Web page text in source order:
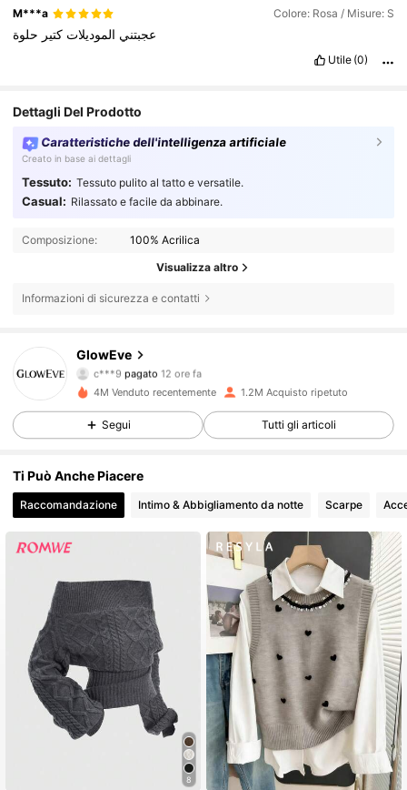
M***a Colore: Rosa / Misure: S
عجبتني الموديلات كتير حلوة
Utile (0)
Dettagli Del Prodotto
Caratteristiche dell'intelligenza artificiale
Creato in base ai dettagli
Tessuto: Tessuto pulito al tatto e versatile.
Casual: Rilassato e facile da abbinare.
Composizione: 100% Acrilica
Visualizza altro
Informazioni di sicurezza e contatti
GlowEve
c***9pagato
y***csegue5 ore fa
4.69
4.69 822K Follower
4.69 822K Follower
4.69 822K Follower
822K Follower
4M Venduto recentemente 1.2M Acquisto ripetuto
Segui Tutti gli articoli
Ti Può Anche Piacere
Raccomandazione Intimo & Abbigliamento da notte Scarpe
8